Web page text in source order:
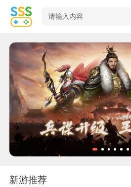
请输入内容
新游推荐